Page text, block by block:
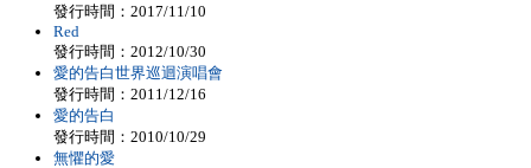
發行時間：2017/11/10
Red
發行時間：2012/10/30
愛的告白世界巡迴演唱會
發行時間：2011/12/16
愛的告白
發行時間：2010/10/29
無懼的愛